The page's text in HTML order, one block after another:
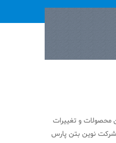
محصولات و تغییرات
نوین بتن پارس